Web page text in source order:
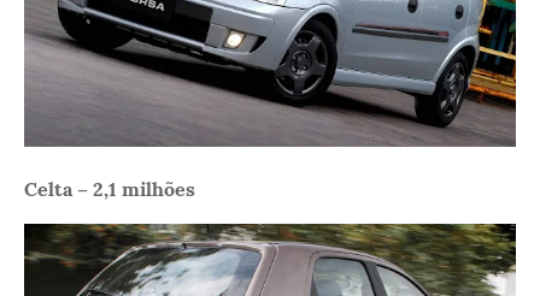
Celta – 2,1 milhões